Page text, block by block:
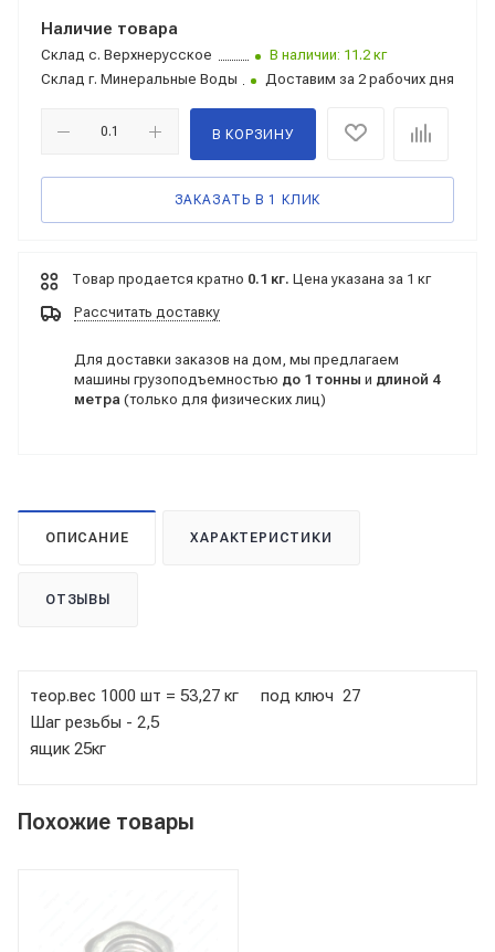
Наличие товара
Склад с. Верхнерусское
В наличии: 11.2 кг
Склад г. Минеральные Воды Доставим за 2 рабочих дня
В КОРЗИНУ
ЗАКАЗАТЬ В 1 КЛИК
Товар продается кратно 0.1 кг. Цена указана за 1 кг
Рассчитать доставку
Для доставки заказов на дом, мы предлагаем
машины грузоподъемностью до 1 тонны и длиной 4
метра (только для физических лиц)
ОПИСАНИЕ ХАРАКТЕРИСТИКИ
ОТЗЫВЫ
теор.вес 1000 шт = 53,27 кг под ключ 27
Шаг резьбы - 2,5
ящик 25кг
Похожие товары